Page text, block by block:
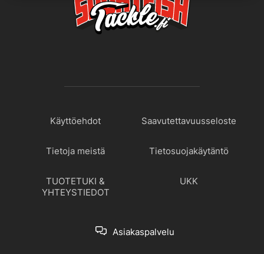
Käyttöehdot Saavutettavuusseloste
Tietoja meistä Tietosuojakäytäntö
TUOTETUKI &
YHTEYSTIEDOT
UKK
Asiakaspalvelu